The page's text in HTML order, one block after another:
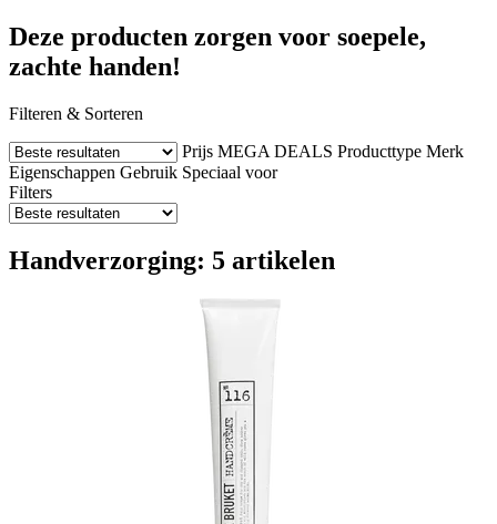
Deze producten zorgen voor soepele,
zachte handen!
Filteren & Sorteren
Prijs MEGA DEALS Producttype Merk
Eigenschappen Gebruik Speciaal voor
Filters
Handverzorging: 5 artikelen